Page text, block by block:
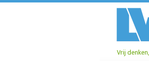
Vrij